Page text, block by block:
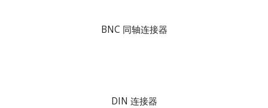
BNC 同轴连接器
DIN 连接器